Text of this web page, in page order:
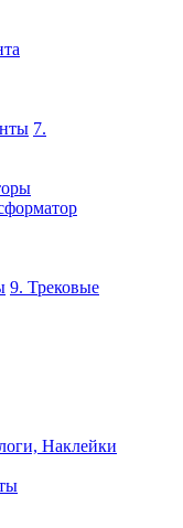
7.
9. Трековые
Наклейки